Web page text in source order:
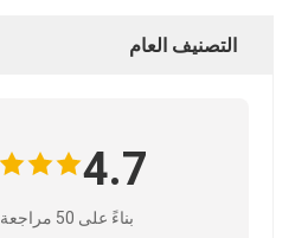
التصنيف العام
4.7
بناءً على 50 مراجعة لهذا المورد